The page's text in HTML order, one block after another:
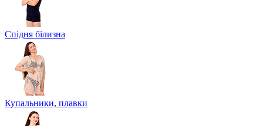
Спідня білизна
Купальники, плавки